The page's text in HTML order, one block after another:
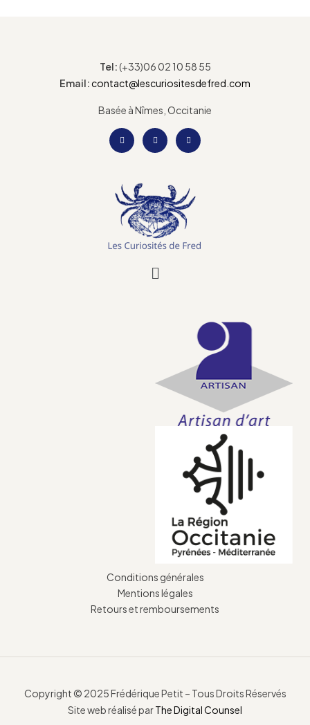
Tel:(+33)06 02 10 58 55
Email:contact@lescuriositesdefred.com
Basée à Nîmes, Occitanie
Conditions générales
Mentions légales
Retours et remboursements
Copyright © 2025 Frédérique Petit – Tous Droits Réservés
Site web réalisé parThe Digital Counsel